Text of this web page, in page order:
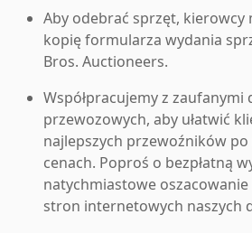
Aby odebrać sprzęt, kierowcy
kopię formularza wydania
Bros. Auctioneers.
Współpracujemy z zaufanymi
przewozowych, aby ułatwić
najlepszych przewoźników po
cenach. Poproś o bezpłatną
natychmiastowe oszacowanie
stron internetowych naszych